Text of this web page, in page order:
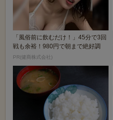
「風俗前に飲むだけ！」45分で3回
戦も余裕！980円で朝まで絶好調
PR(健商株式会社)